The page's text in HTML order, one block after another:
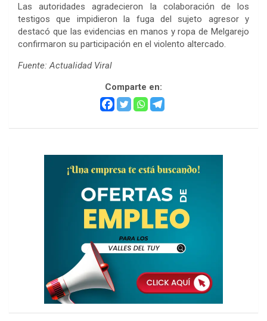
Las autoridades agradecieron la colaboración de los
testigos que impidieron la fuga del sujeto agresor y
destacó que las evidencias en manos y ropa de Melgarejo
confirmaron su participación en el violento altercado.
Fuente: Actualidad Viral
Comparte en: